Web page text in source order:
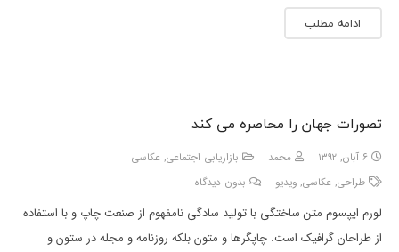
ادامه مطلب
تصورات جهان را محاصره می کند
محمد بازاریابی اجتماعی, عکاسی
طراحی,عکاسی,ویدیو بدون دیدگاه
لورم ایپسوم متن ساختگی با تولید سادگی نامفهوم از صنعت چاپ و با استفاده
از طراحان گرافیک است. چاپگرها و متون بلکه روزنامه و مجله در ستون و